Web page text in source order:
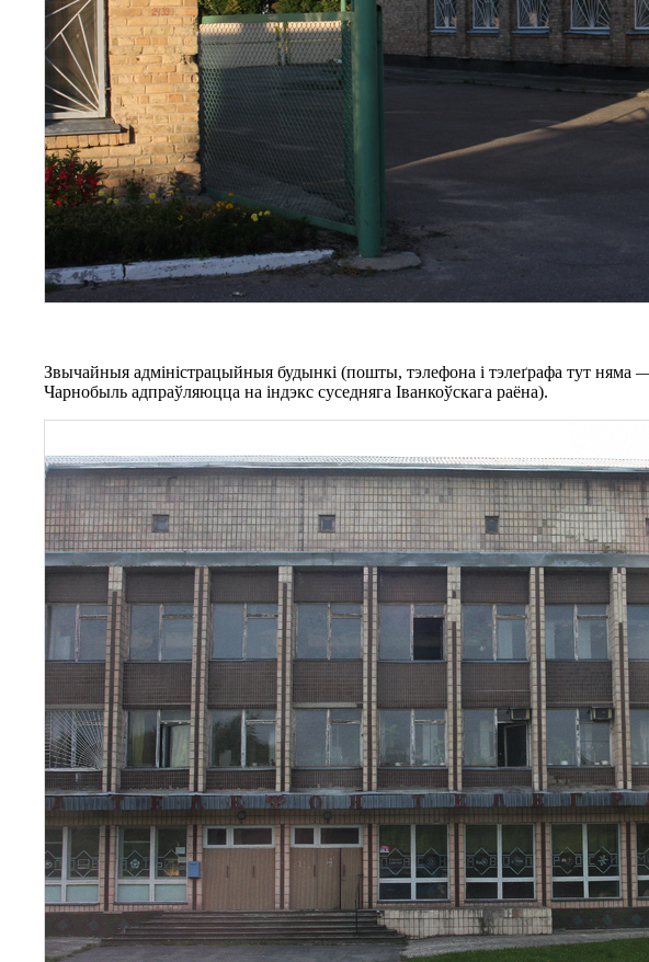
Звычайныя адміністрацыйныя будынкі (пошты, тэлефона і тэлеґрафа тут
Чарнобыль адпраўляюцца на індэкс суседняга Іванкоўскага раёна).